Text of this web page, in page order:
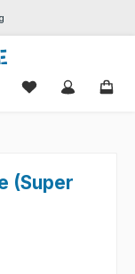
Du hast 0
(Super